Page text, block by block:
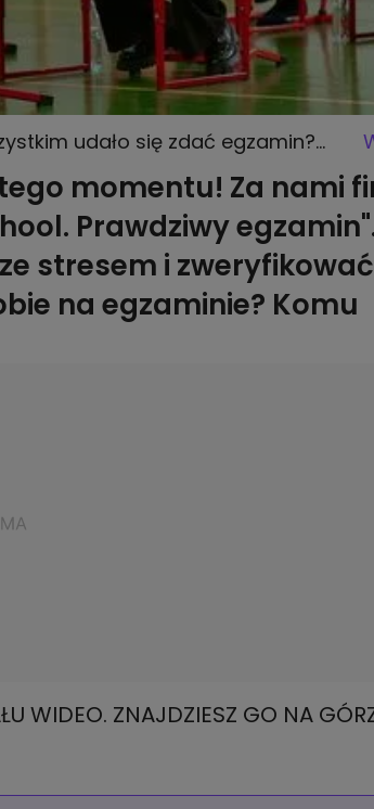
udało się zdać egzamin?
momentu! Za nami
Prawdziwy
stresem i zweryfikować
na egzaminie? Komu
WIDEO. ZNAJDZIESZ GO NA